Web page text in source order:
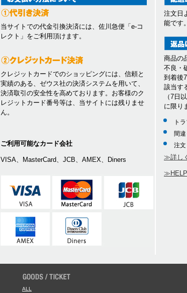
当サイトでの代金引換決済には、佐川急便「e-コ
レクト」をご利用頂けます。
クレジットカードでのショッピングには、信頼と
実績のある、ゼウス社の決済システムを用いて、
決済取引の安全性を高めております。お客様のク
レジットカード番号等は、当サイトには残りませ
ん。
ご利用可能なカード会社
VISA、MasterCard、JCB、AMEX、Diners
注文日
能です
商品の
不良・
到着後
該当す
（7日
に限り
ト
間
注文
≫詳し
ALL